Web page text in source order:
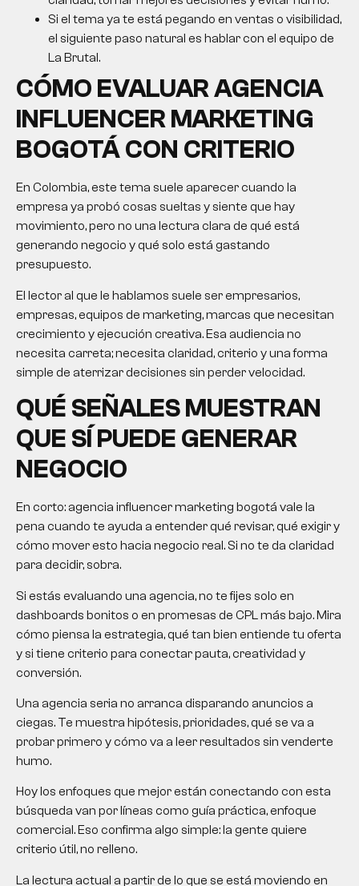
Si el tema ya te está pegando en ventas o visibilidad,
el siguiente paso natural es hablar con el equipo de
La Brutal.
CÓMO EVALUARAGENCIA
INFLUENCER MARKETING
BOGOTÁCON CRITERIO
En Colombia, este tema suele aparecer cuando la
empresa ya probó cosas sueltas y siente que hay
movimiento, pero no una lectura clara de qué está
generando negocio y qué solo está gastando
presupuesto.
El lector al que le hablamos suele ser empresarios,
empresas, equipos de marketing, marcas que necesitan
crecimiento y ejecución creativa. Esa audiencia no
necesita carreta; necesita claridad, criterio y una forma
simple de aterrizar decisiones sin perder velocidad.
QUÉ SEÑALES MUESTRAN
QUE SÍ PUEDE GENERAR
NEGOCIO
En corto: agencia influencer marketing bogotá vale la
pena cuando te ayuda a entender qué revisar, qué exigir y
cómo mover esto hacia negocio real. Si no te da claridad
para decidir, sobra.
Si estás evaluando una agencia, no te fijes solo en
dashboards bonitos o en promesas de CPL más bajo. Mira
cómo piensa la estrategia, qué tan bien entiende tu oferta
y si tiene criterio para conectar pauta, creatividad y
conversión.
Una agencia seria no arranca disparando anuncios a
ciegas. Te muestra hipótesis, prioridades, qué se va a
probar primero y cómo va a leer resultados sin venderte
humo.
Hoy los enfoques que mejor están conectando con esta
búsqueda van por líneas como guía práctica, enfoque
comercial. Eso confirma algo simple: la gente quiere
criterio útil, no relleno.
La lectura actual a partir de lo que se está moviendo en